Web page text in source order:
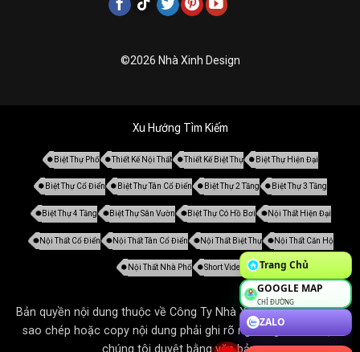
©2026 Nhà Xinh Design
Xu Hướng Tìm Kiếm
Biệt Thự Phố Thiết Kế Nội Thất Thiết Kế Biệt Thự Biệt Thự Hiện Đại
Biệt Thự Cổ Điển Biệt Thự Tân Cổ Điển Biệt Thự 2 Tầng Biệt Thự 3 Tầng
Biệt Thự 4 Tầng Biệt Thự Sân Vườn Biệt Thự Có Hồ Bơi Nội Thất Hiện Đại
Nội Thất Cổ Điển Nội Thất Tân Cổ Điển Nội Thất Biệt Thự Nội Thất Căn Hộ
Nội Thất Nhà Phố Short Video
Bản quyền nội dung thuộc về Công Ty Nhà Xinh. Tất cả mọi thứ
sao chép hoặc copy nội dung phải ghi rõ nguồn gốc và được
chúng tôi duyệt bằng văn bản.
Trang Chủ
GOOGLE MAP
CHỈ ĐƯỜNG
ZALO